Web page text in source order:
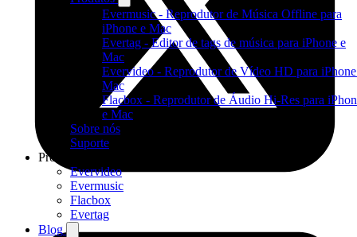
Evermusic - Reprodutor de Música Offline para
iPhone e Mac
Evertag - Editor de tags de música para iPhone e
Mac
Evervideo - Reprodutor de Vídeo HD para
Mac
Flacbox - Reprodutor de Áudio Hi-Res para
e Mac
Sobre nós
Suporte
Produtos
Evervideo
Evermusic
Flacbox
Evertag
Blog